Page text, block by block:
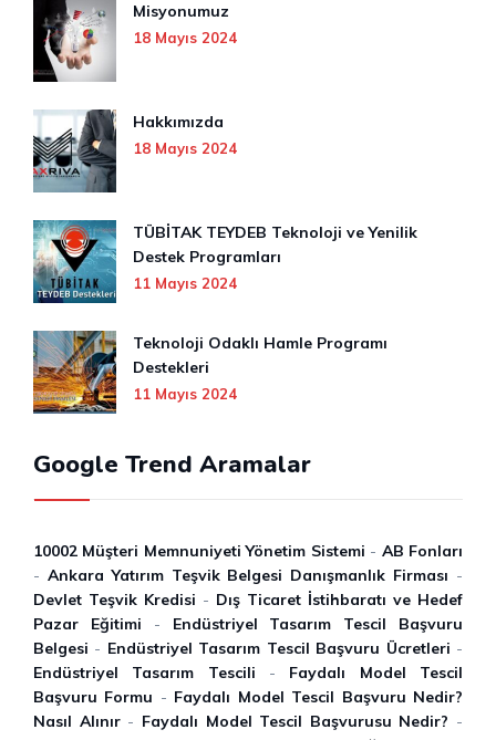
Misyonumuz
18 Mayıs 2024
Hakkımızda
18 Mayıs 2024
TÜBİTAK TEYDEB Teknoloji ve Yenilik
Destek Programları
11 Mayıs 2024
Teknoloji Odaklı Hamle Programı
Destekleri
11 Mayıs 2024
Google Trend Aramalar
10002 Müşteri Memnuniyeti Yönetim Sistemi - AB Fonları
- Ankara Yatırım Teşvik Belgesi Danışmanlık Firması -
Devlet Teşvik Kredisi - Dış Ticaret İstihbaratı ve Hedef
Pazar Eğitimi - Endüstriyel Tasarım Tescil Başvuru
Belgesi - Endüstriyel Tasarım Tescil Başvuru Ücretleri -
Endüstriyel Tasarım Tescili - Faydalı Model Tescil
Başvuru Formu - Faydalı Model Tescil Başvuru Nedir?
Nasıl Alınır- Faydalı Model Tescil Başvurusu Nedir? -